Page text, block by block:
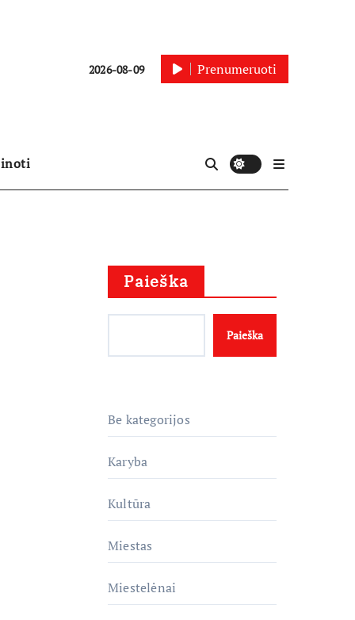
2026-08-09 Prenumeruoti
Paieška
Paieška
Be kategorijos
Karyba
Kultūra
Miestas
Miestelėnai